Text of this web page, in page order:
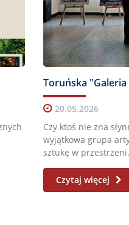
20.05.2026
Czy ktoś nie zna
wyjątkowa grupa
sztukę w
Czytaj więcej